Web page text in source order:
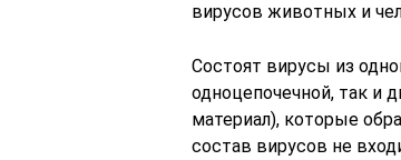
вирусов животных и
Состоят вирусы из
одноцепочечной, так и
материал), которые
состав вирусов не